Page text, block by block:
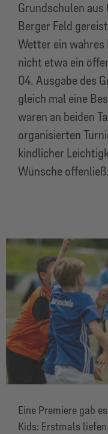
Grundschulen aus
Berger Feld
Wetter ein wahres
nicht etwa ein
04. Ausgabe des
gleich mal eine
waren an beiden
organisierten
kindlicher
Wünsche offenließ.
Eine Premiere gab
Kids: Erstmals